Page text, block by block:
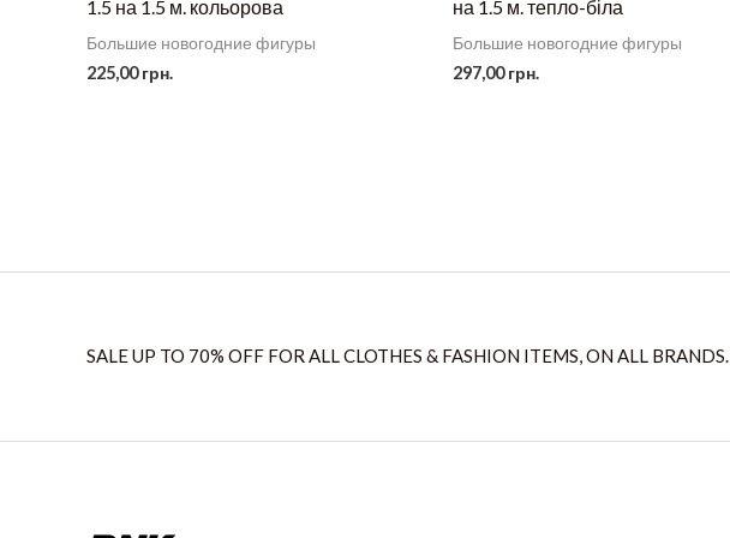
1.5 на 1.5 м. кольорова
Большие новогодние фигуры
225,00грн.
на 1.5 м. тепло-біла
Большие новогодние фигуры
297,00грн.
SALE UP TO 70% OFF FOR ALL CLOTHES & FASHION ITEMS, ON ALL BRANDS.